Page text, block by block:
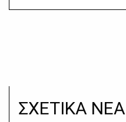
ΣΧΕΤΙΚΑ ΝΕΑ